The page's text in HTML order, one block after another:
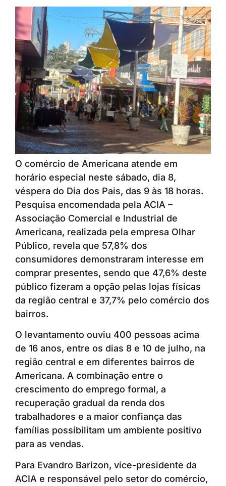
O comércio de Americana atende em
horário especial neste sábado, dia 8,
véspera do Dia dos Pais, das 9 às 18 horas.
Pesquisa encomendada pela ACIA –
Associação Comercial e Industrial de
Americana, realizada pela empresa Olhar
Público, revela que 57,8% dos
consumidores demonstraram interesse em
comprar presentes, sendo que 47,6% deste
público fizeram a opção pelas lojas físicas
da região central e 37,7% pelo comércio dos
bairros.
O levantamento ouviu 400 pessoas acima
de 16 anos, entre os dias 8 e 10 de julho, na
região central e em diferentes bairros de
Americana. A combinação entre o
crescimento do emprego formal, a
recuperação gradual da renda dos
trabalhadores e a maior confiança das
famílias possibilitam um ambiente positivo
para as vendas.
Para Evandro Barizon, vice-presidente da
ACIA e responsável pelo setor do comércio,